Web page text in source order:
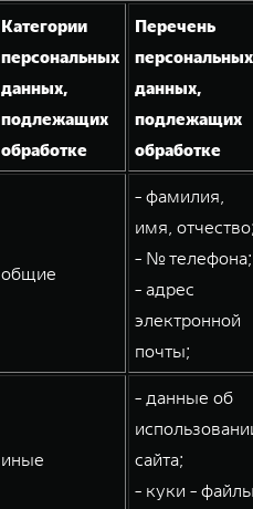
WEY 05
Эстетика нового времени
от 5 699 000 ₽
WEY 80 Лаундж
от 8 099 000 ₽
Категории
персональных
данных,
подлежащих
обработке
Перечень
персональных
данных,
подлежащих
обработке
общие
- фамилия,
имя,
- № телефона;
- адрес
электронной
почты;
иные
- данные об
сайта;
- куки -